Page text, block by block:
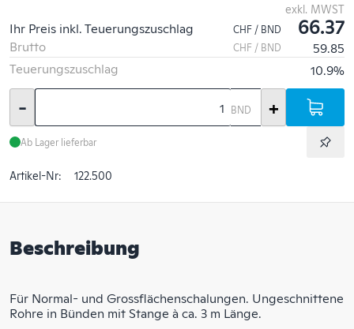
exkl. MWST
Ihr Preis inkl. Teuerungszuschlag CHF / BND 66.37
Brutto CHF / BND
59.85
Teuerungszuschlag
10.9%
- BND +
Ab Lager lieferbar
Artikel-Nr: 122.500
Beschreibung
Für Normal- und Grossflächenschalungen. Ungeschnittene
Rohre in Bünden mit Stange à ca. 3 m Länge.